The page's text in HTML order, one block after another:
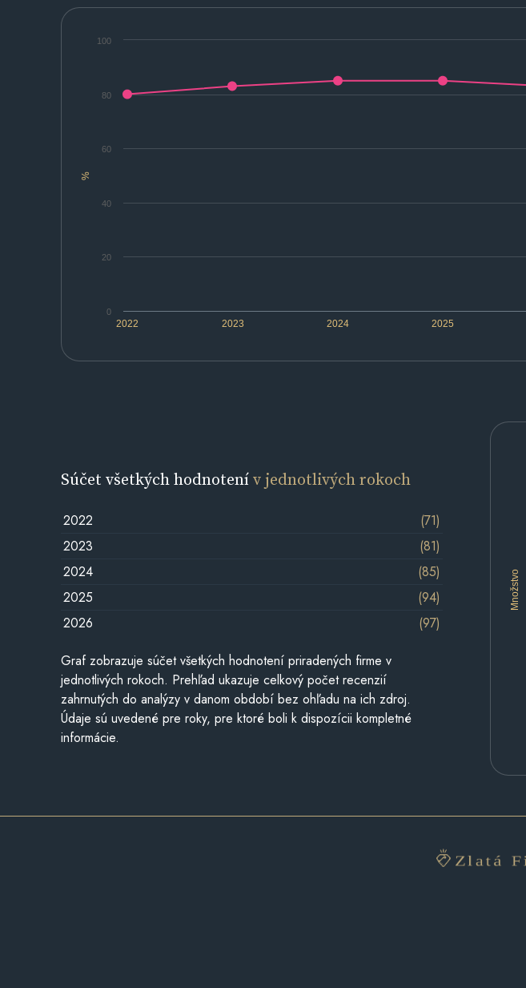
%
2022 2023 2024 2025
0
20
40
60
80
100
Množstvo
Súčet všetkých hodnotenív jednotlivých rokoch
2022
(71)
2023
(81)
2024
(85)
2025
(94)
2026
(97)
Graf zobrazuje súčet všetkých hodnotení priradených firme v
jednotlivých rokoch. Prehľad ukazuje celkový počet recenzií
zahrnutých do analýzy v danom období bez ohľadu na ich zdroj.
Údaje sú uvedené pre roky, pre ktoré boli k dispozícii kompletné
informácie.